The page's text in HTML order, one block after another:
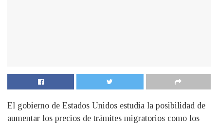
El gobierno de Estados Unidos estudia la posibilidad de
aumentar los precios de trámites migratorios como los